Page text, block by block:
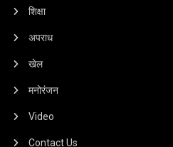
शिक्षा
अपराध
खेल
मनोरंजन
Video
Contact Us